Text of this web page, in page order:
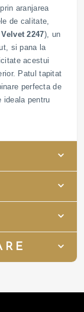
aranjarea
de calitate,
2247), un
si pana la
acestui
Patul tapitat
perfecta de
ideala pentru